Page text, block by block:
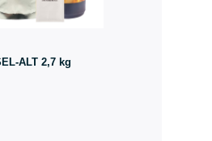
ALT 2,7 kg